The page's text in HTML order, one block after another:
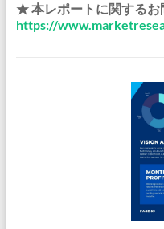
★ 本レポートに関する
https://